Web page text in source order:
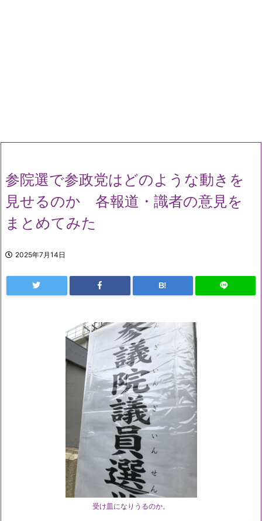
参院選で参政党はどのような動きを
見せるのか 各報道・識者の意見を
まとめてみた
2025年7月14日
B!
受け皿になりうるのか。